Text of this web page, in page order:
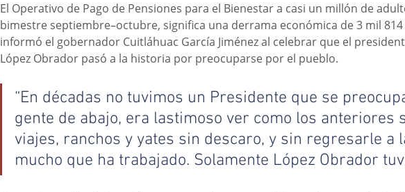
El Operativo de Pago de Pensiones para el Bienestar a casi un millón de
bimestre septiembre–octubre, significa una derrama económica de 3 mil
informó el gobernador Cuitláhuac García Jiménez al celebrar que el
López Obrador pasó a la historia por preocuparse por el pueblo.
“En décadas no tuvimos un Presidente que se
gente de abajo, era lastimoso ver como los anteriores
viajes, ranchos y yates sin descaro, y sin regresarle a
mucho que ha trabajado. Solamente López Obrador